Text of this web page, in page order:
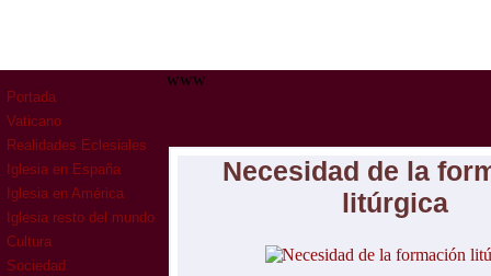
Portada
Vaticano
Realidades Eclesiales
Iglesia en España
Iglesia en América
Iglesia resto del mundo
Cultura
Sociedad
www
Necesidad de la
litúrgica